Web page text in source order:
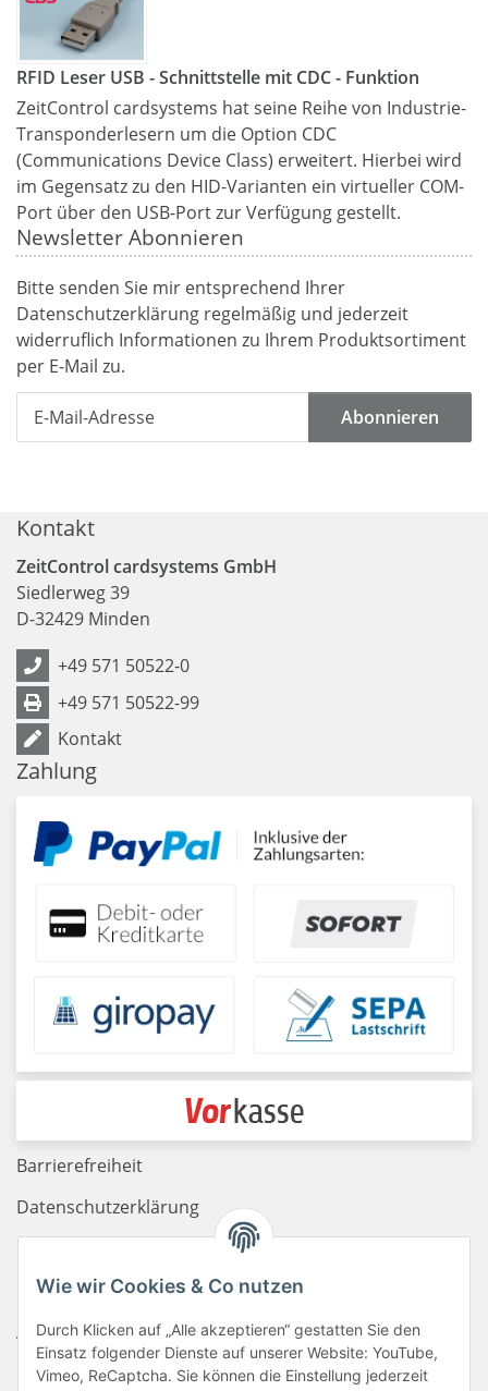
Wie wir Cookies & Co nutzen
Durch Klicken auf „Alle akzeptieren“ gestatten Sie den
Einsatz folgender Dienste auf unserer Website: YouTube,
Vimeo, ReCaptcha. Sie können die Einstellung jederzeit
RFID Leser USB - Schnittstelle mit CDC - Funktion
ZeitControl cardsystems hat seine Reihe von Industrie-
Transponderlesern um die Option CDC
(Communications Device Class) erweitert. Hierbei wird
im Gegensatz zu den HID-Varianten ein virtueller COM-
Port über den USB-Port zur Verfügung gestellt.
Newsletter Abonnieren
Bitte senden Sie mir entsprechend Ihrer
Datenschutzerklärung regelmäßig und jederzeit
widerruflich Informationen zu Ihrem Produktsortiment
per E-Mail zu.
Abonnieren
Kontakt
ZeitControl cardsystems GmbH
Siedlerweg 39
D-32429 Minden
+49 571 50522-0
+49 571 50522-99
Kontakt
Zahlung
Barrierefreiheit
Datenschutzerklärung
Newsletter
AGB
Kontakt